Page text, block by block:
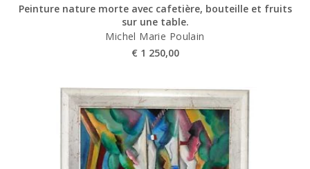
Peinture nature morte avec cafetière, bouteille et fruits
sur une table.
Michel Marie Poulain
€ 1 250,00